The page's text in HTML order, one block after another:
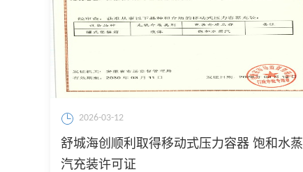
2026-03-12
舒城海创顺利取得移动式压力容器 饱和水蒸
汽充装许可证